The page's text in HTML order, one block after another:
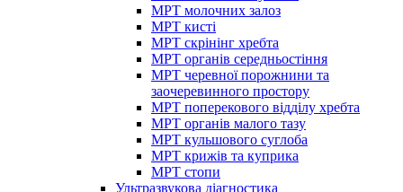
МРТ молочних залоз
МРТ кисті
МРТ скрінінг хребта
МРТ органів середньостіння
МРТ черевної порожнини та
заочеревинного простору
МРТ поперекового відділу хребта
МРТ органів малого тазу
МРТ кульшового суглоба
МРТ крижів та куприка
МРТ стопи
Ультразвукова діагностика